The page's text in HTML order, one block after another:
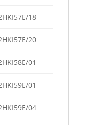
18
20
01
01
04